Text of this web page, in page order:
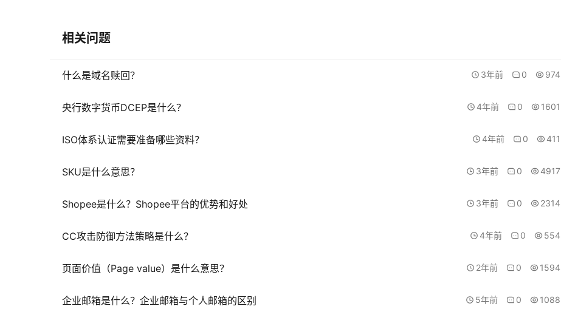
相关问题
什么是域名赎回？ 3年前 0 974
央行数字货币DCEP是什么？ 4年前 0 1601
ISO体系认证需要准备哪些资料？ 4年前 0 411
SKU是什么意思？ 3年前 0 4917
Shopee是什么？Shopee平台的优势和好处 3年前 0 2314
CC攻击防御方法策略是什么？ 4年前 0 554
页面价值（Page value）是什么意思？ 2年前 0 1594
企业邮箱是什么？企业邮箱与个人邮箱的区别 5年前 0 1088